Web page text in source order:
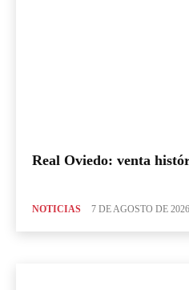
Real Oviedo: venta
NOTICIAS 7 DE AGOSTO DE 2026